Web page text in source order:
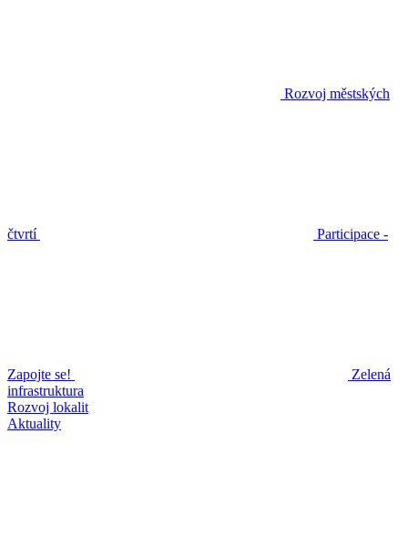
Rozvoj městských
čtvrtí Participace -
Zapojte se!
Zelená
infrastruktura
Rozvoj lokalit
Aktuality